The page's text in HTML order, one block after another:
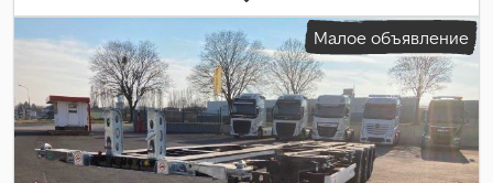
следующая проверка (TÜV):10/2026, подвеска:воздух, тормоз
прицепа: прицеп с тормозами, Год выпуска:2023 ,
Оборудование:ABS,
Малое объявление